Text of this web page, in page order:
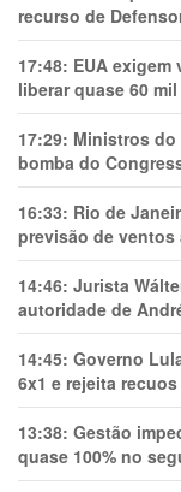
recurso de
17:48: EUA
liberar quase 60
17:29: Ministros do
bomba do
16:33: Rio de
previsão de ventos
14:46: Jurista
autoridade de
14:45: Governo
6x1 e rejeita
13:38: Gestão
quase 100% no